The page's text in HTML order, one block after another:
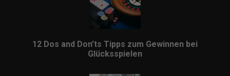
12 Dos and Don’ts Tipps zum Gewinnen bei
Glücksspielen